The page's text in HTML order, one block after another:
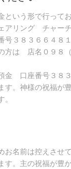
いう形で行ってお
アリング チャーチ
３８３６６４８１
方は 店名０９８
金 口座番号３８
す。神様の祝福が
お名前は控えさせ
す。主の祝福が豊